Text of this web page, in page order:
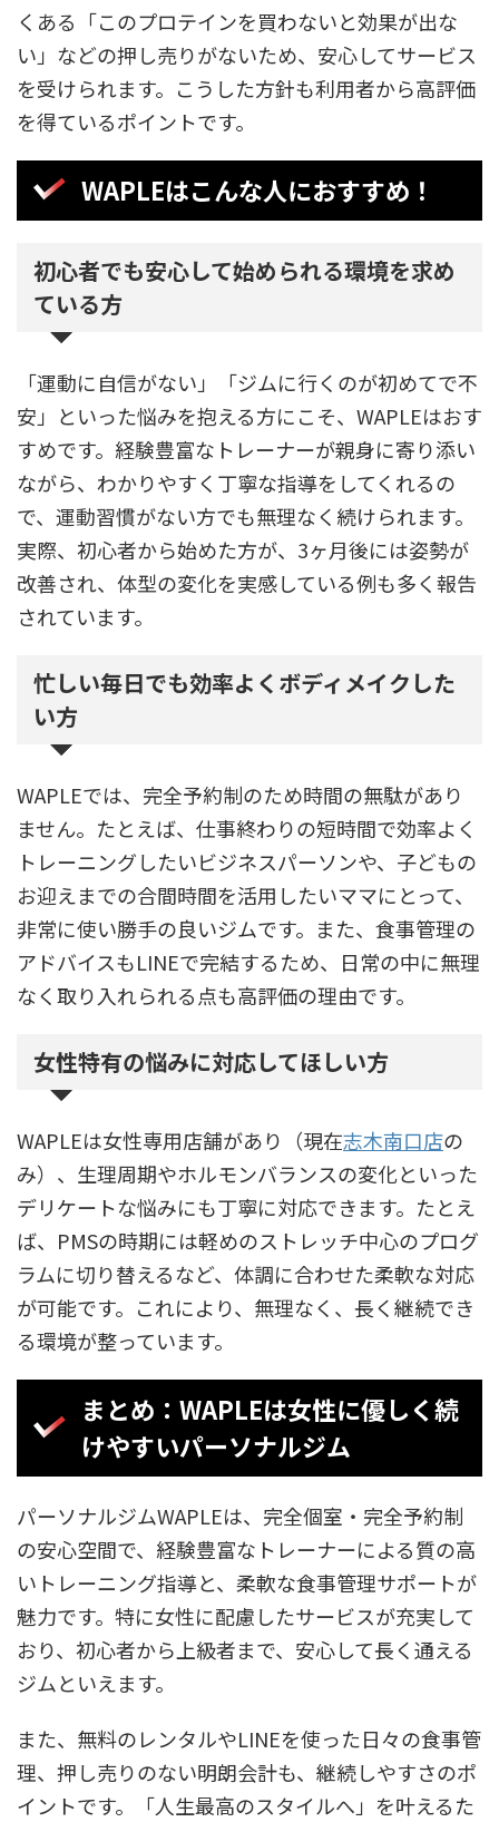
くある「このプロテインを買わないと効果が出な
い」などの押し売りがないため、安心してサービス
を受けられます。こうした方針も利用者から高評価
を得ているポイントです。
WAPLEはこんな人におすすめ！
初心者でも安心して始められる環境を求め
ている方
「運動に自信がない」「ジムに行くのが初めてで不
安」といった悩みを抱える方にこそ、WAPLEはおす
すめです。経験豊富なトレーナーが親身に寄り添い
ながら、わかりやすく丁寧な指導をしてくれるの
で、運動習慣がない方でも無理なく続けられます。
実際、初心者から始めた方が、3ヶ月後には姿勢が
改善され、体型の変化を実感している例も多く報告
されています。
忙しい毎日でも効率よくボディメイクした
い方
WAPLEでは、完全予約制のため時間の無駄があり
ません。たとえば、仕事終わりの短時間で効率よく
トレーニングしたいビジネスパーソンや、子どもの
お迎えまでの合間時間を活用したいママにとって、
非常に使い勝手の良いジムです。また、食事管理の
アドバイスもLINEで完結するため、日常の中に無理
なく取り入れられる点も高評価の理由です。
女性特有の悩みに対応してほしい方
WAPLEは女性専用店舗があり（現在志木南口店の
み）、生理周期やホルモンバランスの変化といった
デリケートな悩みにも丁寧に対応できます。たとえ
ば、PMSの時期には軽めのストレッチ中心のプログ
ラムに切り替えるなど、体調に合わせた柔軟な対応
が可能です。これにより、無理なく、長く継続でき
る環境が整っています。
まとめ：WAPLEは女性に優しく続
けやすいパーソナルジム
パーソナルジムWAPLEは、完全個室・完全予約制
の安心空間で、経験豊富なトレーナーによる質の高
いトレーニング指導と、柔軟な食事管理サポートが
魅力です。特に女性に配慮したサービスが充実して
おり、初心者から上級者まで、安心して長く通える
ジムといえます。
また、無料のレンタルやLINEを使った日々の食事管
理、押し売りのない明朗会計も、継続しやすさのポ
イントです。「人生最高のスタイルへ」を叶えるた